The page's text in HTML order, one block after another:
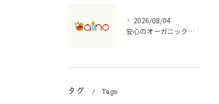
2026/08/04
安心のオーガニック食品を支える宅配のしくみ
タグ Tags